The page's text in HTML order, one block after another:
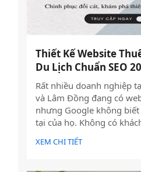
Thiết Kế Website
Du Lịch Chuẩn SEO
JoyJeep
Rất nhiều doanh nghiệp
và Lâm Đồng đang có
nhưng Google không
tại của họ. Không có
tự nhiên, mọi nỗ lực xây
đều trở nên vô nghĩa. Vấn
XEM CHI TIẾT